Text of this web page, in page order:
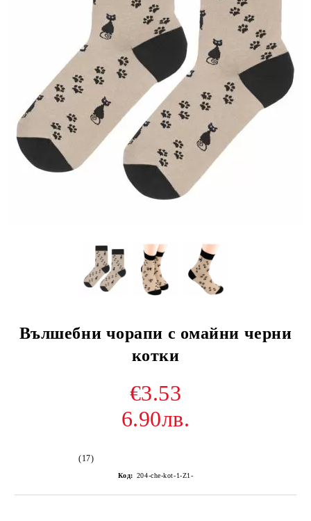
Вълшебни чорапи с омайни черни
котки
€3.53
6.90лв.
(17)
Код: 204-che-kot-1-Z1-